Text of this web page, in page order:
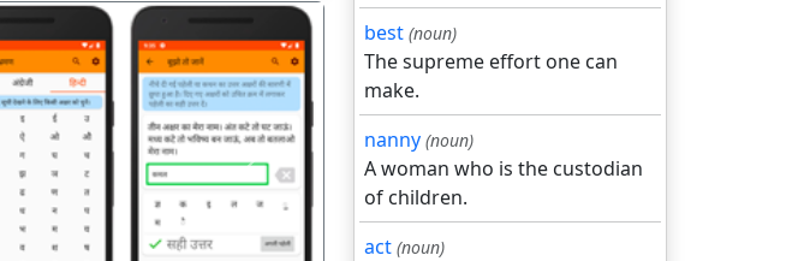
अगला
best (noun)
The supreme effort one can
make.
nanny (noun)
A woman who is the custodian
of children.
act (noun)